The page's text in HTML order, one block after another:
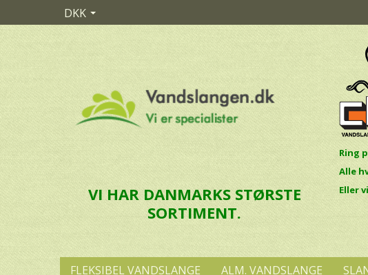
DKK
VI HAR DANMARKS STØRSTE
SORTIMENT.
Ring
Alle
Eller
FLEKSIBEL VANDSLANGE ALM. VANDSLANGE